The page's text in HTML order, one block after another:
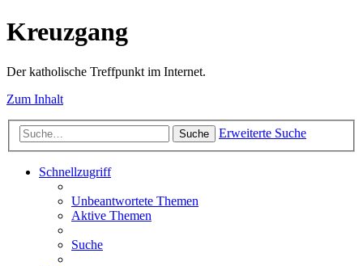
Kreuzgang
Der katholische Treffpunkt im Internet.
Zum Inhalt
Suche Erweiterte Suche
Schnellzugriff
Unbeantwortete Themen
Aktive Themen
Suche